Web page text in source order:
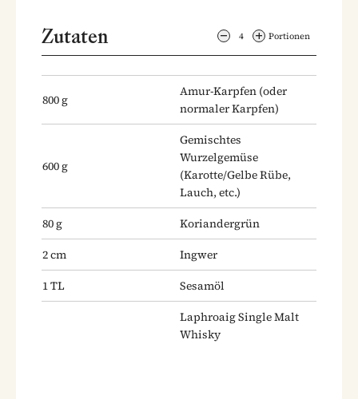
Zutaten 4 Portionen
800g
Amur-Karpfen (oder
normaler Karpfen)
600g
Gemischtes
Wurzelgemüse
(Karotte/Gelbe Rübe,
Lauch, etc.)
80g
Koriandergrün
2cm
Ingwer
1TL
Sesamöl
Laphroaig Single Malt
Whisky